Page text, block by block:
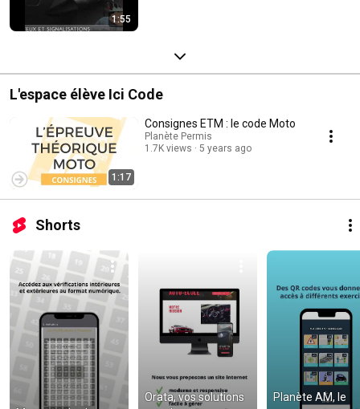
1:55
L'espace élève Ici Code
1:17
Consignes ETM : le code Moto
Planète Permis
1.7K views
5 years ago
Shorts
Orata, vos solutions
Planète AM, le